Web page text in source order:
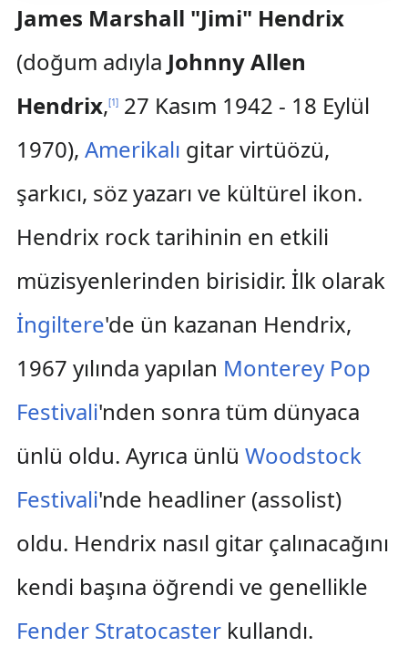
James Marshall "Jimi" Hendrix
(doğum adıyla Johnny Allen
Hendrix,[1]27 Kasım 1942 - 18 Eylül
1970), Amerikalı gitar virtüözü,
şarkıcı, söz yazarı ve kültürel ikon.
Hendrix rock tarihinin en etkili
müzisyenlerinden birisidir. İlk olarak
İngiltere'de ün kazanan Hendrix,
1967 yılında yapılan Monterey Pop
Festivali'nden sonra tüm dünyaca
ünlü oldu. Ayrıca ünlü Woodstock
Festivali'nde headliner (assolist)
oldu. Hendrix nasıl gitar çalınacağını
kendi başına öğrendi ve genellikle
Fender Stratocasterkullandı.